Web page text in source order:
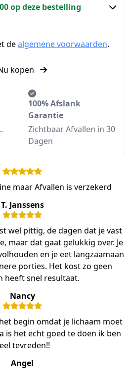
op deze bestelling
dealgemene voorwaarden.
kopen
100% Afslank
Garantie
Zichtbaar Afvallen in 30
Dagen
maar Afvallen is verzekerd
T. Janssens
wel pittig, de dagen dat je vast
maar dat gaat gelukkig over. Je
en je eet langzaamaan
porties. Het kost zo geen
heeft snel resultaat.
Nancy
begin omdat je lichaam moet
is het echt goed te doen ik ben
tevreden!!
Angel